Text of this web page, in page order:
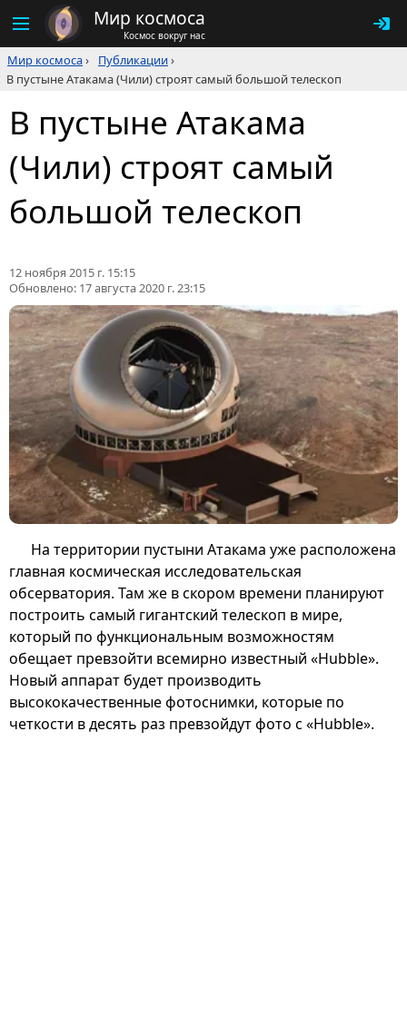
Мир космоса
Космос вокруг нас
Мир космоса› Публикации›
В пустыне Атакама (Чили) строят самый большой телескоп
В пустыне Атакама
(Чили) строят самый
большой телескоп
12 ноября 2015 г. 15:15
Обновлено: 17 августа 2020 г. 23:15
На территории пустыни Атакама уже расположена
главная космическая исследовательская
обсерватория. Там же в скором времени планируют
построить самый гигантский телескоп в мире,
который по функциональным возможностям
обещает превзойти всемирно известный «Hubble».
Новый аппарат будет производить
высококачественные фотоснимки, которые по
четкости в десять раз превзойдут фото с «Hubble».